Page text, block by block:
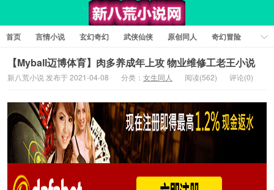
首页 言情小说 玄幻奇幻 武侠仙侠 原创同人
奇幻冒险
女性向小说
女生同人 情色工口 推理悬疑
日系小说
军事历史
短篇小说 科幻未来 经典文学 耽美小说
【Myball迈博体育】肉多养成年上攻 物业维修工老王小说
新八荒小说 发布于 2021-04-08 分类： 女生同人 阅读(562) 评论(0)